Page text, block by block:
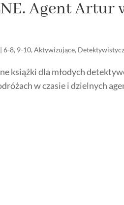
Agent Artur
|6-8, 9-10,Aktywizujące,
książki dla młodych
w czasie i dzielnych